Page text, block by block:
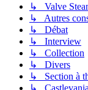
↳ Valve
↳ Autres
↳ Débat
↳ Interview
↳ Collection
↳ Divers
↳ Section à